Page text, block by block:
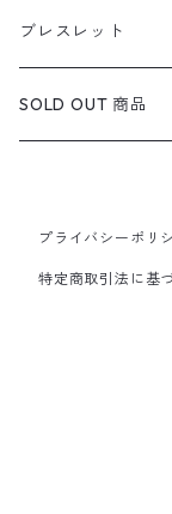
定番ピアス/イヤリ
ブレスレット
SOLD OUT 商品
プライバシーポリ
特定商取引法に基